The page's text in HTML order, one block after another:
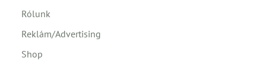
Rólunk
Reklám/Advertising
Shop